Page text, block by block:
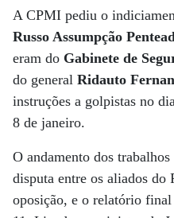
A CPMI pediu o
Russo Assumpção
eram do Gabinete de
do general Ridauto
instruções a golpistas no
8 de janeiro.
O andamento dos
disputa entre os aliados do
oposição, e o relatório